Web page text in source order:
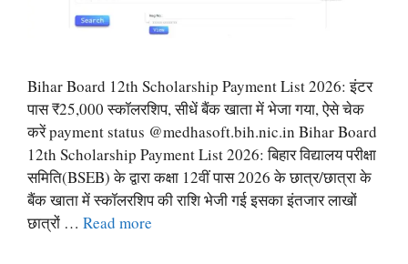
Bihar Board 12th Scholarship Payment List 2026: इंटर
पास ₹25,000 स्कॉलरशिप, सीधें बैंक खाता में भेजा गया, ऐसे चेक
करें payment status @medhasoft.bih.nic.in Bihar Board
12th Scholarship Payment List 2026: बिहार विद्यालय परीक्षा
समिति(BSEB) के द्वारा कक्षा 12वीं पास 2026 के छात्र/छात्रा के
बैंक खाता में स्कॉलरशिप की राशि भेजी गई इसका इंतजार लाखों
छात्रों … Read more